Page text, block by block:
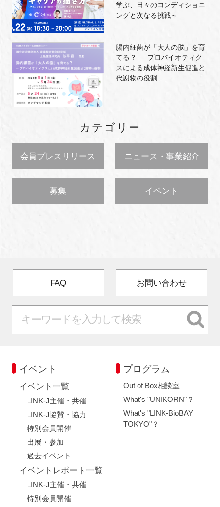
学ぶ、日々のコンディショニ
ングと次なる挑戦～
腸内細菌が「大人の脳」を育
てる？ ― プロバイオティク
スによる成体神経新生促進と
代謝物の役割
カテゴリー
会員プレスリリース ニュース・事業紹介
募集 イベント
FAQ お問い合わせ
イベント
イベント一覧
LINK-J主催・共催
LINK-J協賛・協力
特別会員開催
出展・参加
過去イベント
イベントレポート一覧
LINK-J主催・共催
特別会員開催
プログラム
Out of Box相談室
What's "UNIKORN"？
What's "LINK-BioBAY
TOKYO"？